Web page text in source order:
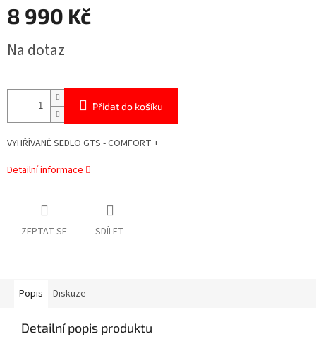
8 990 Kč
cena:
Na dotaz
Přidat do košíku
VYHŘÍVANÉ SEDLO GTS - COMFORT +
Detailní informace
ZEPTAT SE SDÍLET
Popis Diskuze
Detailní popis produktu